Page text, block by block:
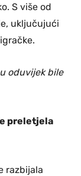
S više od
uključujući
oduvijek bile
preletjela
razbijala